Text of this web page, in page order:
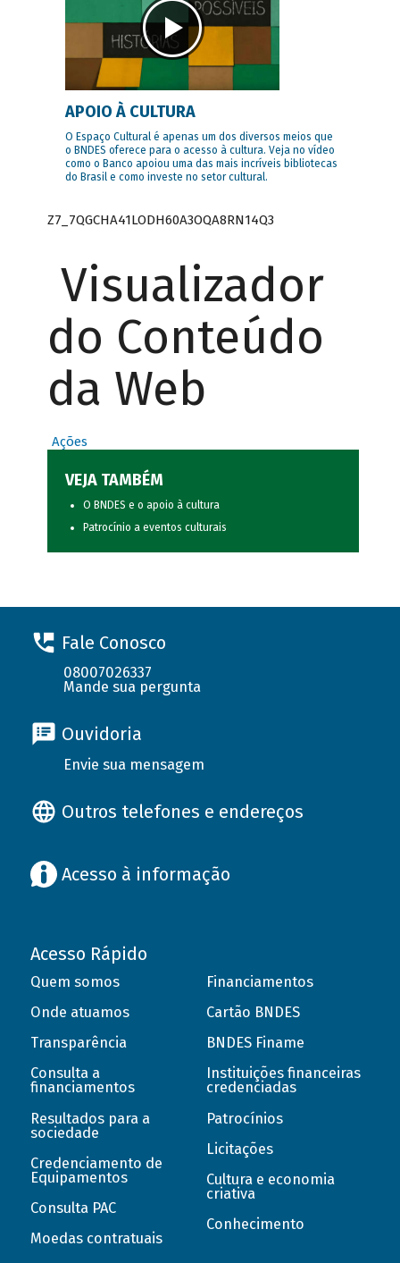
APOIO À CULTURA
O Espaço Cultural é apenas um dos diversos meios que
o BNDES oferece para o acesso à cultura. Veja no vídeo
como o Banco apoiou uma das mais incríveis bibliotecas
do Brasil e como investe no setor cultural.
Z7_7QGCHA41LODH60A3OQA8RN14Q3
Visualizador
do Conteúdo
da Web
Ações
VEJA TAMBÉM
O BNDES e o apoio à cultura
Patrocínio a eventos culturais
Fale Conosco
08007026337
Mande sua pergunta
Ouvidoria
Envie sua mensagem
Outros telefones e endereços
Acesso à informação
Acesso Rápido
Quem somos
Onde atuamos
Transparência
Consulta a
financiamentos
Resultados para a
sociedade
Credenciamento de
Equipamentos
Consulta PAC
Moedas contratuais
Financiamentos
Cartão BNDES
BNDES Finame
Instituições financeiras
credenciadas
Patrocínios
Licitações
Cultura e economia
criativa
Conhecimento